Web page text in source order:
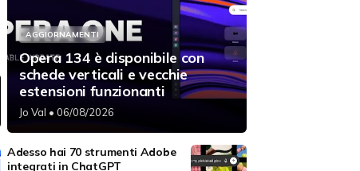
AGGIORNAMENTI
Opera 134 è disponibile con
schede verticali e vecchie
estensioni funzionanti
Jo Val • 06/08/2026
Adesso hai 70 strumenti Adobe
integrati in ChatGPT